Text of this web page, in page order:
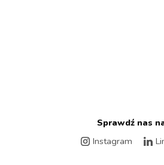
Sprawdź nas
Instagram